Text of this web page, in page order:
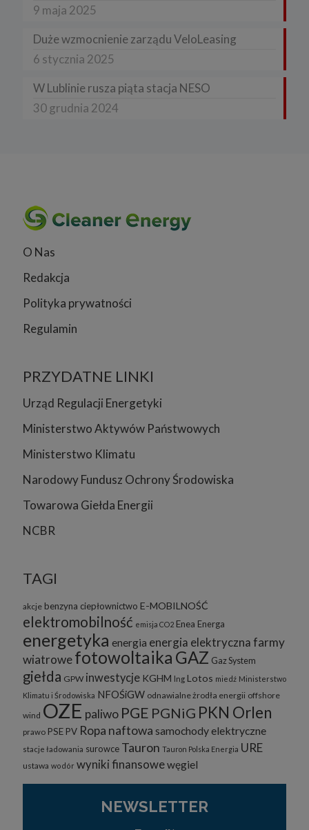
9 maja 2025
Duże wzmocnienie zarządu VeloLeasing
6 stycznia 2025
W Lublinie rusza piąta stacja NESO
30 grudnia 2024
O Nas
Redakcja
Polityka prywatności
Regulamin
PRZYDATNE LINKI
Urząd Regulacji Energetyki
Ministerstwo Aktywów Państwowych
Ministerstwo Klimatu
Narodowy Fundusz Ochrony Środowiska
Towarowa Giełda Energii
NCBR
TAGI
akcje benzyna ciepłownictwo E-MOBILNOŚĆ
elektromobilność emisja CO2 Enea Energa
energetyka energia energia elektrycznafarmy
wiatrowefotowoltaika GAZ Gaz System
giełda GPW inwestycje KGHM lng Lotos miedź Ministerstwo
Klimatu i Środowiska NFOŚiGW odnawialne żrodła energii offshore
wind OZE paliwo PGE PGNiG PKN Orlen
prawo PSE PV Ropa naftowa samochody elektryczne
stacje ładowania surowce Tauron Tauron Polska Energia URE
ustawa wodór wyniki finansowewęgiel
NEWSLETTER